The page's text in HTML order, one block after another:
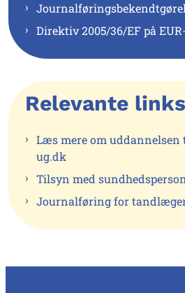
Direktiv 2005/36/EF på
Relevante links
Læs mere om
ug.dk
Tilsyn med
Journalføring for